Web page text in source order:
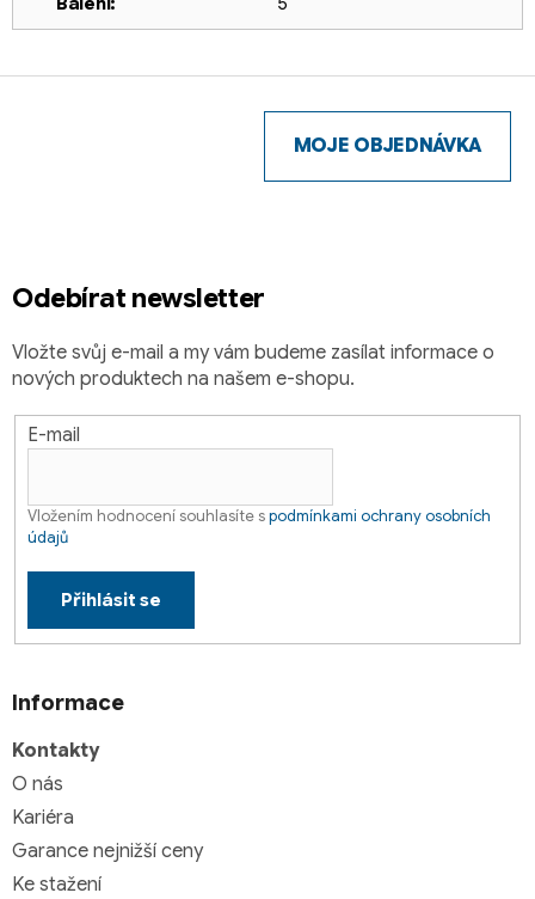
Odebírat newsletter
Vložte svůj e-mail a my vám budeme zasílat informace o
nových produktech na našem e-shopu.
E-mail
Vložením hodnocení souhlasíte spodmínkami ochrany osobních
údajů
Přihlásit se
Informace
Kontakty
O nás
Kariéra
Garance nejnižší ceny
Ke stažení
MOJE OBJEDNÁVKA